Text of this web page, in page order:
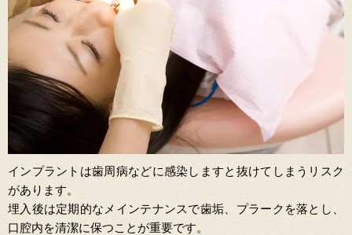
インプラントは歯周病などに感染しますと抜けてしまうリスク
があります。
埋入後は定期的なメインテナンスで歯垢、プラークを落とし、
口腔内を清潔に保つことが重要です。